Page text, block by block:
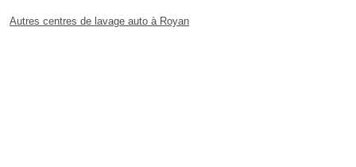
Autres centres de lavage auto à Royan